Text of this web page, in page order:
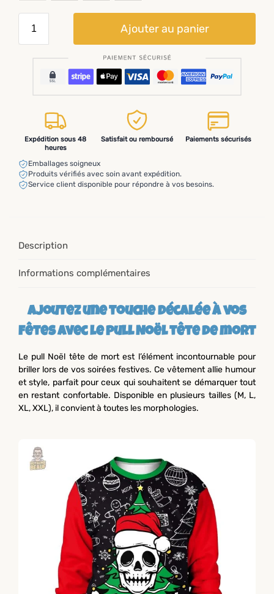
Ajouter au panier
Expédition sous 48
heures
Satisfait ou remboursé Paiements sécurisés
Emballages soigneux
Produits vérifiés avec soin avant expédition.
Service client disponible pour répondre à vos besoins.
Description
Informations complémentaires
Ajoutez une touche décalée à vos
fêtes avec le pull Noël tête de mort
Le pull Noël tête de mort est l’élément incontournable pour
briller lors de vos soirées festives. Ce vêtement allie humour
et style, parfait pour ceux qui souhaitent se démarquer tout
en restant confortable. Disponible en plusieurs tailles (M, L,
XL, XXL), il convient à toutes les morphologies.